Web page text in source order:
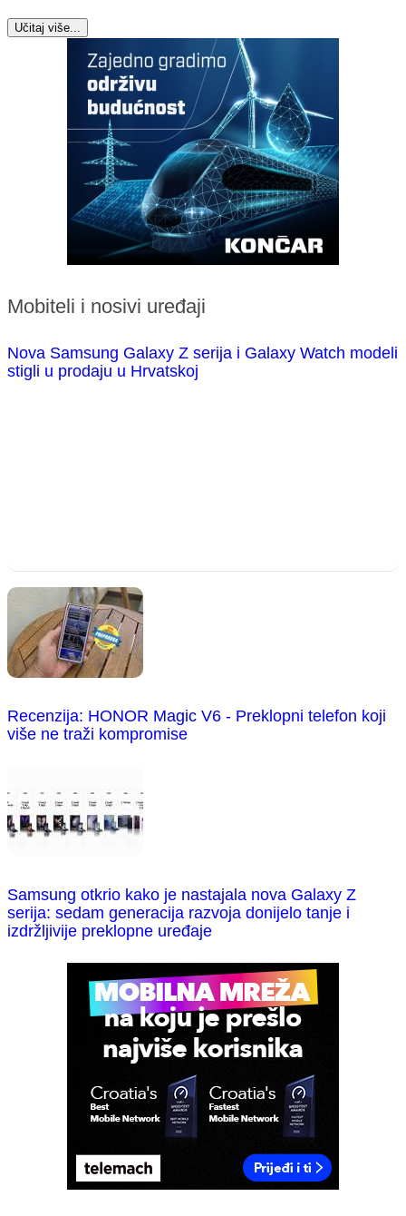
Učitaj više...
Mobiteli i nosivi uređaji
Nova Samsung Galaxy Z serija i Galaxy Watch modeli
stigli u prodaju u Hrvatskoj
Recenzija: HONOR Magic V6 - Preklopni telefon koji
više ne traži kompromise
Samsung otkrio kako je nastajala nova Galaxy Z
serija: sedam generacija razvoja donijelo tanje i
izdržljivije preklopne uređaje